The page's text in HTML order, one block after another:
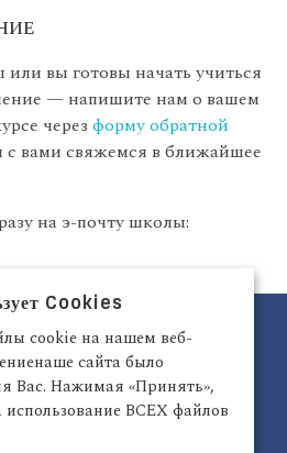
или вы готовы начать учиться
— напишите нам о вашем
через форму обратной
вами свяжемся в ближайшее
на э-почту школы:
Cookies
cookie на нашем веб-
сайта было
Вас. Нажимая «Принять»,
использование ВСЕХ файлов